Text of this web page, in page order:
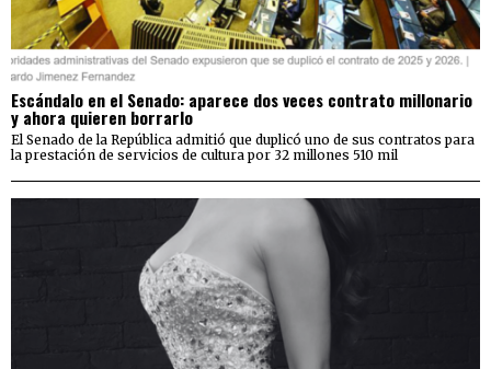
Escándalo en el Senado: aparece dos veces contrato millonario
y ahora quieren borrarlo
El Senado de la República admitió que duplicó uno de sus contratos para
la prestación de servicios de cultura por 32 millones 510 mil